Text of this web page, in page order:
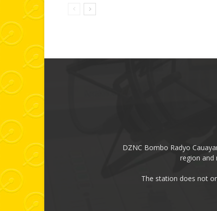
DZNC Bombo Radyo
region and
The station does not